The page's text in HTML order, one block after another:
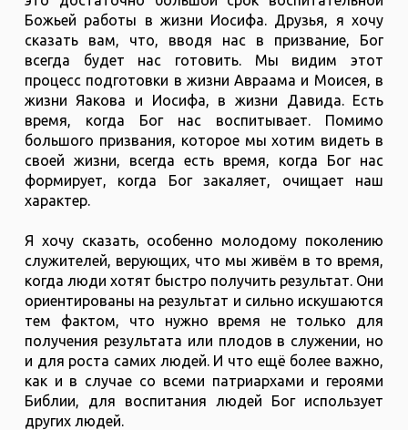
Божьей работы в жизни Иосифа. Друзья, я хочу
сказать вам, что, вводя нас в призвание, Бог
всегда будет нас готовить. Мы видим этот
процесс подготовки в жизни Авраама и Моисея, в
жизни Яакова и Иосифа, в жизни Давида. Есть
время, когда Бог нас воспитывает. Помимо
большого призвания, которое мы хотим видеть в
своей жизни, всегда есть время, когда Бог нас
формирует, когда Бог закаляет, очищает наш
характер.
Я хочу сказать, особенно молодому поколению
служителей, верующих, что мы живём в то время,
когда люди хотят быстро получить результат. Они
ориентированы на результат и сильно искушаются
тем фактом, что нужно время не только для
получения результата или плодов в служении, но
и для роста самих людей. И что ещё более важно,
как и в случае со всеми патриархами и героями
Библии, для воспитания людей Бог использует
других людей.